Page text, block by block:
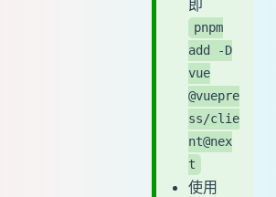
即
pnpm
add -D
vue
@vuepre
ss/clie
nt@nex
t
使用